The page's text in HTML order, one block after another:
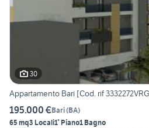
30
Appartamento Bari [Cod. rif
195.000 €Bari(BA)
65 mq3 Locali1° Piano1 Bagno